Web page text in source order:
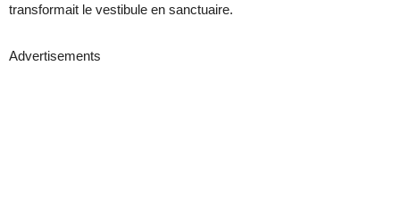
transformait le vestibule en sanctuaire.
Advertisements